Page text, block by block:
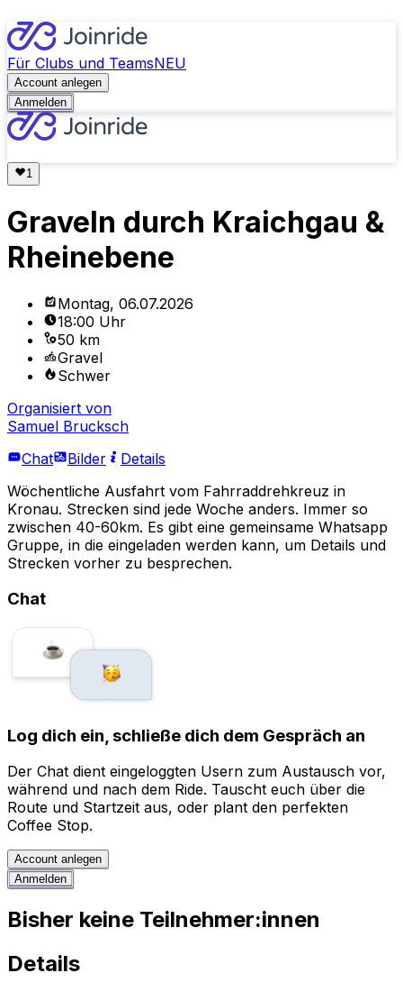
Für Clubs und TeamsNEU
Account anlegen
Anmelden
Graveln durch Kraichgau &
Rheinebene
Montag, 06.07.2026
18:00 Uhr
50 km
Gravel
Schwer
Organisiert von
Samuel Brucksch
Chat
Bilder
Details
Wöchentliche Ausfahrt vom Fahrraddrehkreuz in
Kronau. Strecken sind jede Woche anders. Immer so
zwischen 40-60km. Es gibt eine gemeinsame Whatsapp
Gruppe, in die eingeladen werden kann, um Details und
Strecken vorher zu besprechen.
Chat
Log dich ein, schließe dich dem Gespräch an
Der Chat dient eingeloggten Usern zum Austausch vor,
während und nach dem Ride. Tauscht euch über die
Route und Startzeit aus, oder plant den perfekten
Coffee Stop.
Account anlegen
Anmelden
Bisher keine Teilnehmer:innen
Details